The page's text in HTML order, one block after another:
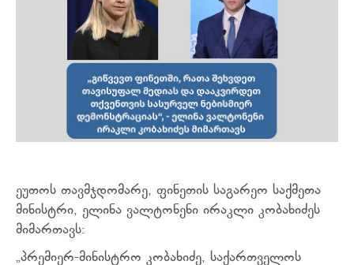
ეუთოს თავმჯდომარე, ფინეთის საგარეო საქმეთა
მინისტრი, ელინა ვალტონენი ირაკლი კობახიძეს
მიმართავს:
„პრემიერ-მინისტრო კობახიძე, საქართველოს